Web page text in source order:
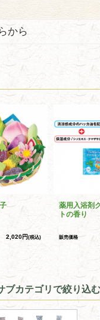
から
2,020円(税込)
薬用入浴剤
トの香り
販売価格
カテゴリで絞り込